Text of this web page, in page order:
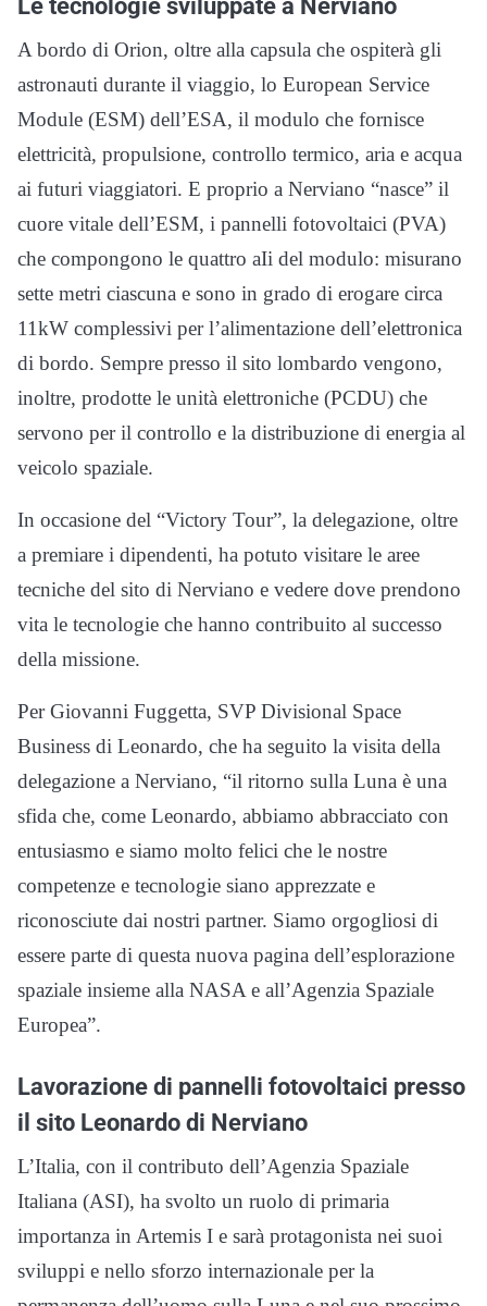
A bordo di Orion, oltre alla capsula che ospiterà gli
astronauti durante il viaggio, lo European Service
Module (ESM) dell’ESA, il modulo che fornisce
elettricità, propulsione, controllo termico, aria e acqua
ai futuri viaggiatori. E proprio a Nerviano “nasce” il
cuore vitale dell’ESM, i pannelli fotovoltaici (PVA)
che compongono le quattro aIi del modulo: misurano
sette metri ciascuna e sono in grado di erogare circa
11kW complessivi per l’alimentazione dell’elettronica
di bordo. Sempre presso il sito lombardo vengono,
inoltre, prodotte le unità elettroniche (PCDU) che
servono per il controllo e la distribuzione di energia al
veicolo spaziale.
In occasione del “Victory Tour”, la delegazione, oltre
a premiare i dipendenti, ha potuto visitare le aree
tecniche del sito di Nerviano e vedere dove prendono
vita le tecnologie che hanno contribuito al successo
della missione.
Per Giovanni Fuggetta, SVP Divisional Space
Business di Leonardo, che ha seguito la visita della
delegazione a Nerviano, “il ritorno sulla Luna è una
sfida che, come Leonardo, abbiamo abbracciato con
entusiasmo e siamo molto felici che le nostre
competenze e tecnologie siano apprezzate e
riconosciute dai nostri partner. Siamo orgogliosi di
essere parte di questa nuova pagina dell’esplorazione
spaziale insieme alla NASA e all’Agenzia Spaziale
Europea”.
Lavorazione di pannelli fotovoltaici presso
il sito Leonardo di Nerviano
L’Italia, con il contributo dell’Agenzia Spaziale
Italiana (ASI), ha svolto un ruolo di primaria
importanza in Artemis I e sarà protagonista nei suoi
sviluppi e nello sforzo internazionale per la